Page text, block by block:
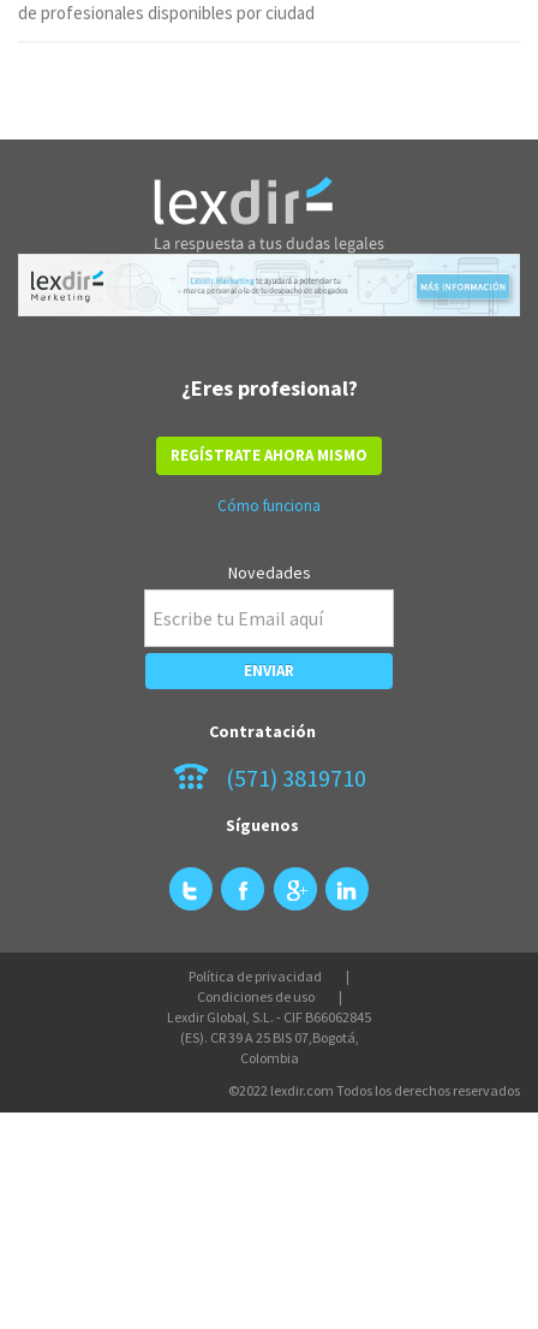
de profesionales disponibles por ciudad
¿Eres profesional?
REGÍSTRATE AHORA MISMO
Cómo funciona
Novedades
Contratación
(571) 3819710
Síguenos
Política de privacidad
Condiciones de uso
Lexdir Global, S.L. - CIF B66062845
(ES). CR 39 A 25 BIS 07,Bogotá,
Colombia
©2022 lexdir.com Todos los derechos reservados